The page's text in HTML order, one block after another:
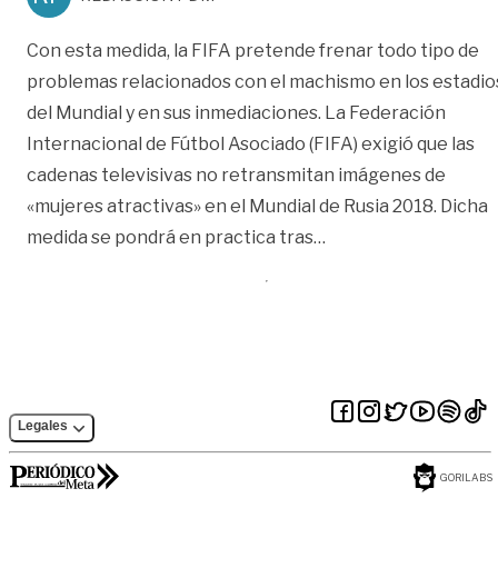
Con esta medida, la FIFA pretende frenar todo tipo de
problemas relacionados con el machismo en los
del Mundial y en sus inmediaciones. La Federación
Internacional de Fútbol Asociado (FIFA) exigió que las
cadenas televisivas no retransmitan imágenes de
«mujeres atractivas» en el Mundial de Rusia 2018. Dicha
medida se pondrá en practica tras…
Legales
GORILABS